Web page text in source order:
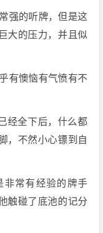
强的听牌，但是这
大的压力，并且似
有懊恼有气愤有不
经全下后，什么都
，不然小心镖到自
非常有经验的牌手
触碰了底池的记分